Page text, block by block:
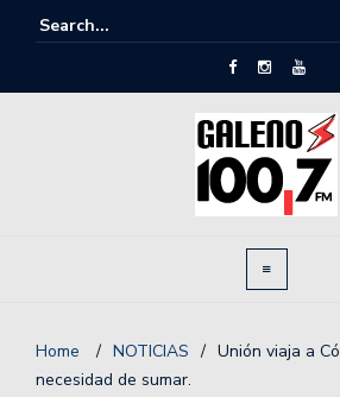
Home / NOTICIAS / Unión viaja a
necesidad de sumar.